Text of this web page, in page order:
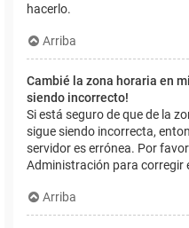
hacerlo.
Arriba
Cambié la zona horaria en
siendo incorrecto!
Si está seguro de que de la
sigue siendo incorrecta,
servidor es errónea. Por
Administración para corregir
Arriba